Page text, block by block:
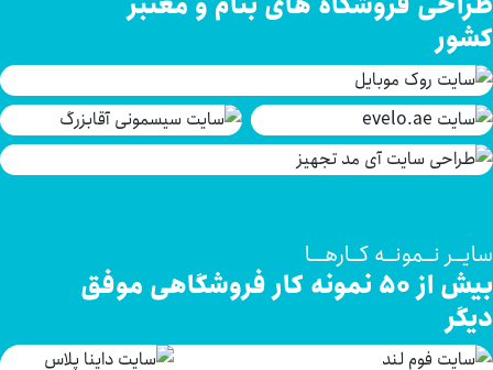
نــمونــه کــارهـــا
بیش از ۵۰ نمونه کار فروشگاهی موفق